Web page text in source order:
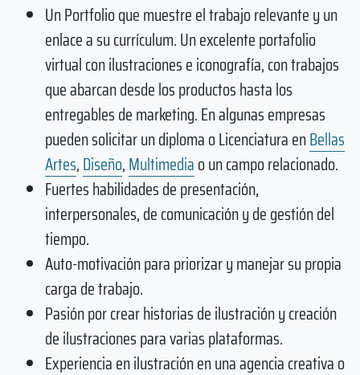
Un Portfolio que muestre el trabajo relevante y un
enlace a su currículum. Un excelente portafolio
virtual con ilustraciones e iconografía, con trabajos
que abarcan desde los productos hasta los
entregables de marketing. En algunas empresas
pueden solicitar un diploma o Licenciatura enBellas
Artes,Diseño,Multimediao un campo relacionado.
Fuertes habilidades de presentación,
interpersonales, de comunicación y de gestión del
tiempo.
Auto-motivación para priorizar y manejar su propia
carga de trabajo.
Pasión por crear historias de ilustración y creación
de ilustraciones para varias plataformas.
Experiencia en ilustración en una agencia creativa o